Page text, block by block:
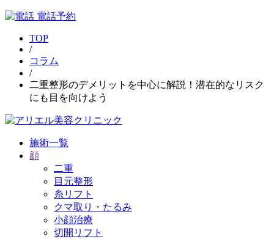
電話予約
TOP
/
コラム
/
二重整形のデメリットを中心に解説！潜在的なリスク
にも目を向けよう
施術一覧
顔
二重
目元整形
糸リフト
クマ取り・たるみ
小顔治療
切開リフト